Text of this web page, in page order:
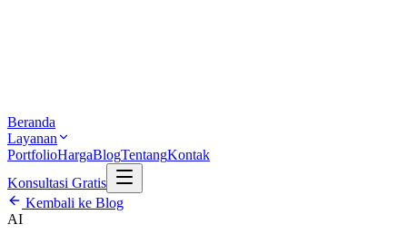
Beranda
Layanan
PortfolioHargaBlogTentangKontak
Konsultasi Gratis
Kembali ke Blog
AI